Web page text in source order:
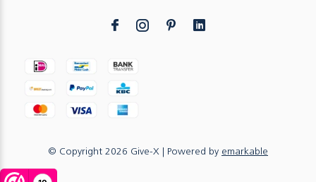
© Copyright 2026 Give-X | Powered by emarkable